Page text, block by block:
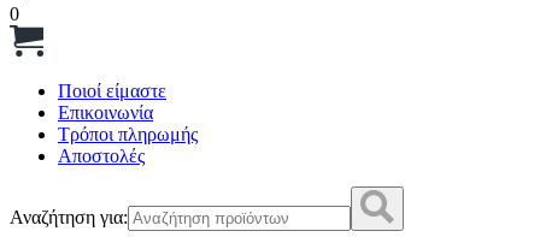
0
Ποιοί είμαστε
Επικοινωνία
Τρόποι πληρωμής
Αποστολές
Αναζήτηση για: